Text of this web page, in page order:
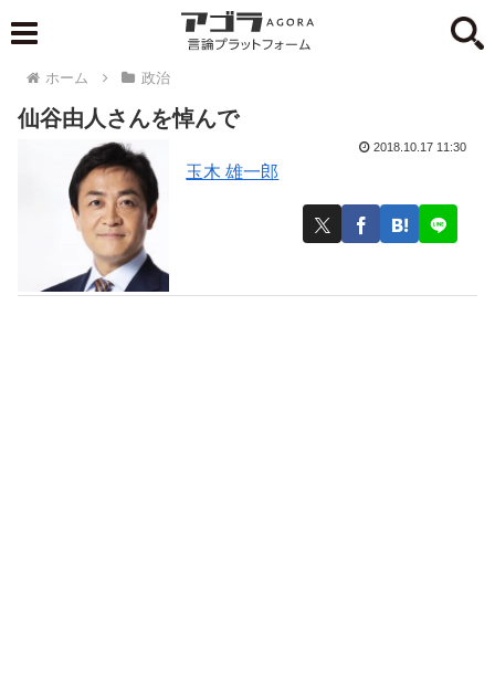
ホーム 政治
仙谷由人さんを悼んで
玉木 雄一郎
2018.10.17 11:30